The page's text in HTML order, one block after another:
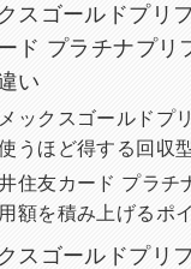
スゴールドプリ
ド プラチナプリ
い
ックスゴールドプ
うほど得する回収
住友カード プラチ
額を積み上げるポ
スゴールドプリ